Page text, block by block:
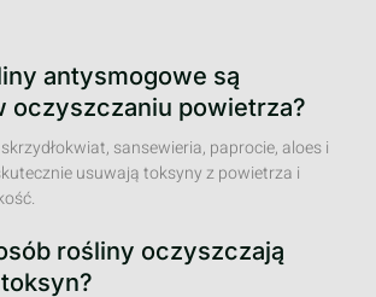
antysmogowe są
oczyszczaniu powietrza?
sansewieria, paprocie, aloes i
usuwają toksyny z powietrza i
rośliny oczyszczają